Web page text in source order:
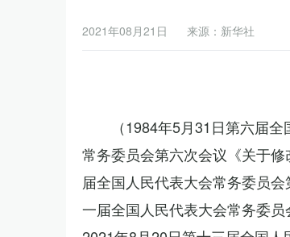
2021年08月21日 来源：新华社
（1984年5月31日第六届
常务委员会第六次会议《关于
届全国人民代表大会常务委员
一届全国人民代表大会常务委